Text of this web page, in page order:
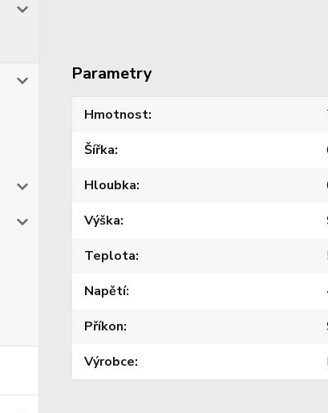
Parametry
Hmotnost
Šířka
Hloubka
Výška
Teplota
Napětí
Příkon
Výrobce